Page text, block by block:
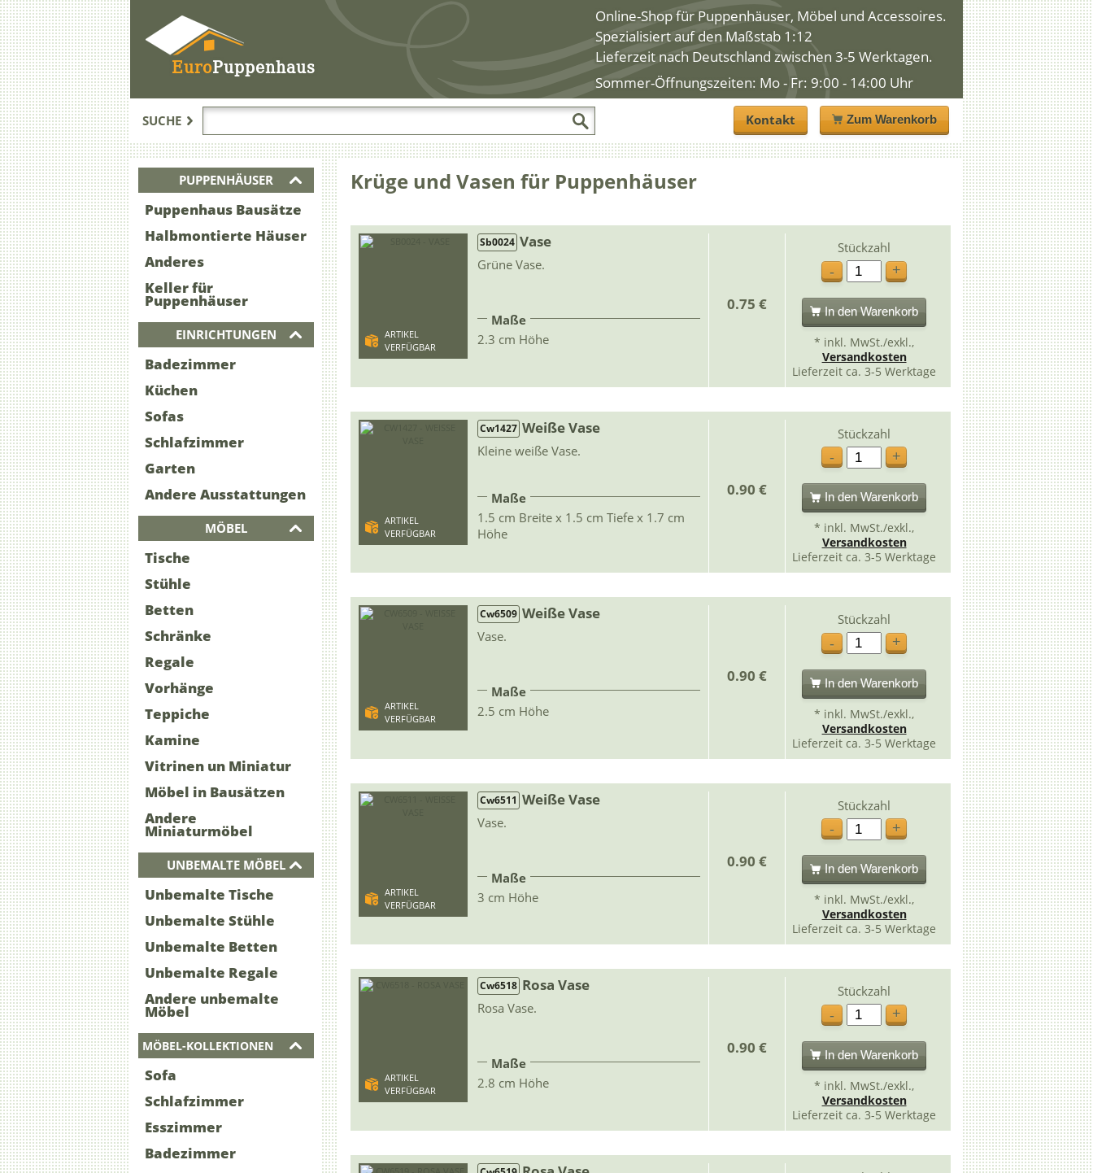
EuroPuppenhaus
Online-Shop für Puppenhäuser, Möbel und Accessoires.
Spezialisiert auf den Maßstab 1:12
Lieferzeit nach Deutschland zwischen 3-5 Werktagen.
Sommer-Öffnungszeiten: Mo - Fr: 9:00 - 14:00 Uhr
SUCHE Kontakt Zum Warenkorb
PUPPENHÄUSER
Puppenhaus Bausätze
Halbmontierte Häuser
Anderes
Keller für
Puppenhäuser
EINRICHTUNGEN
Badezimmer
Küchen
Sofas
Schlafzimmer
Garten
Andere Ausstattungen
MÖBEL
Tische
Stühle
Betten
Schränke
Regale
Vorhänge
Teppiche
Kamine
Vitrinen un Miniatur
Möbel in Bausätzen
Andere
Miniaturmöbel
UNBEMALTE MÖBEL
Unbemalte Tische
Unbemalte Stühle
Unbemalte Betten
Unbemalte Regale
Andere unbemalte
Möbel
MÖBEL-KOLLEKTIONEN
Sofa
Schlafzimmer
Esszimmer
Badezimmer
Krüge und Vasen für Puppenhäuser
ARTIKEL
VERFÜGBAR
Sb0024 Vase
Grüne Vase.
Maße
2.3 cm Höhe
0.75 €
Stückzahl
-
+
In den Warenkorb
* inkl. MwSt./exkl.,
Versandkosten
Lieferzeit ca. 3-5 Werktage
ARTIKEL
VERFÜGBAR
Cw1427 Weiße Vase
Kleine weiße Vase.
Maße
1.5 cm Breite x 1.5 cm Tiefe x 1.7 cm
Höhe
0.90 €
Stückzahl
-
+
In den Warenkorb
* inkl. MwSt./exkl.,
Versandkosten
Lieferzeit ca. 3-5 Werktage
ARTIKEL
VERFÜGBAR
Cw6509 Weiße Vase
Vase.
Maße
2.5 cm Höhe
0.90 €
Stückzahl
-
+
In den Warenkorb
* inkl. MwSt./exkl.,
Versandkosten
Lieferzeit ca. 3-5 Werktage
ARTIKEL
VERFÜGBAR
Cw6511 Weiße Vase
Vase.
Maße
3 cm Höhe
0.90 €
Stückzahl
-
+
In den Warenkorb
* inkl. MwSt./exkl.,
Versandkosten
Lieferzeit ca. 3-5 Werktage
ARTIKEL
VERFÜGBAR
Cw6518 Rosa Vase
Rosa Vase.
Maße
2.8 cm Höhe
0.90 €
Stückzahl
-
+
In den Warenkorb
* inkl. MwSt./exkl.,
Versandkosten
Lieferzeit ca. 3-5 Werktage